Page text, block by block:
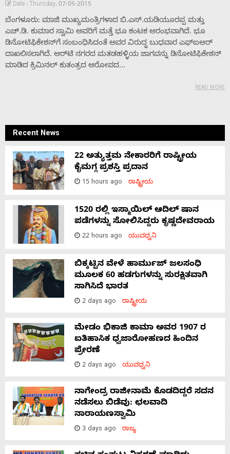
About
Us
Advertise
With
s
Contact
Us
Date : Thursday, 07-05-2015
ಬೆಂಗಳೂರು: ಮಾಜಿ ಮುಖ್ಯಮಂತ್ರಿಗಳಾದ ಬಿ.ಎಸ್.ಯಡಿಯೂರಪ್ಪ ಮತ್ತು
ಎಚ್‌.ಡಿ. ಕುಮಾರ ಸ್ವಾಮಿ ಅವರಿಗೆ ಮತ್ತೆ ಭೂ ಕಂಟಕ ಆರಂಭವಾಗಿದೆ. ಭೂ
ಡಿನೋಟಿಫಿಕೇಶನ್‌ಗೆ ಸಂಬಂಧಿಸಿದಂತೆ ಅವರ ವಿರುದ್ಧ ಬುಧವಾರ ಎಫ್‌ಐಆರ್
ದಾಖಲಿಸಲಾಗಿದೆ. ಆರ್‌ಟಿ ನಗರದ ಮತಡಹಳ್ಳಿಯ ಜಾಗವನ್ನು ಡಿನೋಟಿಫಿಕೇಶನ್
ಮಾಡಿದ ಕ್ರಿಮಿನಲ್ ಕುತಂತ್ರದ ಆರೋಪದ...
READ MORE
Recent News
22 ಅತ್ಯುತ್ತಮ ನೇಕಾರರಿಗೆ ರಾಷ್ಟ್ರೀಯ
ಕೈಮಗ್ಗ ಪ್ರಶಸ್ತಿ ಪ್ರದಾನ
15 hours ago ರಾಷ್ಟ್ರೀಯ
1520 ರಲ್ಲಿ ಇಸ್ಮಾಯಿಲ್ ಆದಿಲ್ ಷಾನ
ಪಡೆಗಳನ್ನು ಸೋಲಿಸಿದ್ದರು ಕೃಷ್ಣದೇವರಾಯ
22 hours ago ಯುವಧ್ವನಿ
ಬಿಕ್ಕಟ್ಟಿನ ವೇಳೆ ಹಾರ್ಮುಜ್ ಜಲಸಂಧಿ
ಮೂಲಕ 60 ಹಡಗುಗಳನ್ನು ಸುರಕ್ಷಿತವಾಗಿ
ಸಾಗಿಸಿದೆ ಭಾರತ
2 days ago ರಾಷ್ಟ್ರೀಯ
ಮೇಡಂ ಭಿಕಾಜಿ ಕಾಮಾ ಅವರ 1907 ರ
ಐತಿಹಾಸಿಕ ಧ್ವಜಾರೋಹಣದ ಹಿಂದಿನ
ಪ್ರೇರಣೆ
2 days ago ಯುವಧ್ವನಿ
ನಾಗೇಂದ್ರ ರಾಜೀನಾಮೆ ಕೊಡದಿದ್ದರೆ ಸದನ
ನಡೆಸಲು ಬಿಡೆವು: ಛಲವಾದಿ
ನಾರಾಯಣಸ್ವಾಮಿ
3 days ago ರಾಜ್ಯ